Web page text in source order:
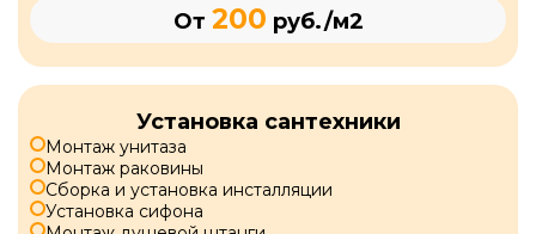
От 200 руб./м2
Установка сантехники
Монтаж унитаза
Монтаж раковины
Сборка и установка инсталляции
Установка сифона